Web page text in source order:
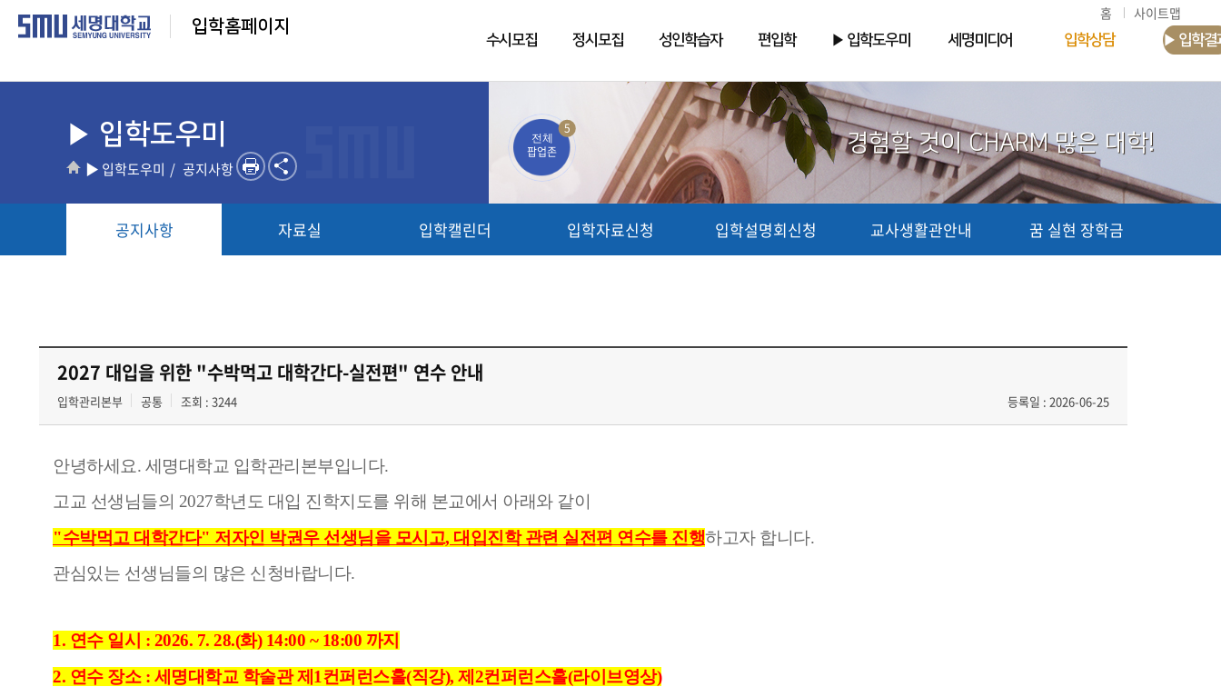
5
전체
팝업존
입학홈페이지
홈 사이트맵
수시모집 정시모집 성인학습자 편입학 ▶ 입학도우미 세명미디어 입학상담 ▶ 입학결
▶ 입학도우미 경험할 것이 CHARM 많은 대학!
▶ 입학도우미 공지사항
공지사항 자료실 입학캘린더 입학자료신청 입학설명회신청 교사생활관안내 꿈 실현 장학금
2027 대입을 위한 "수박먹고 대학간다-실전편" 연수 안내
입학관리본부 공통 조회 : 3244 등록일 : 2026-06-25
안녕하세요. 세명대학교 입학관리본부입니다.
고교 선생님들의 2027학년도 대입 진학지도를 위해 본교에서 아래와 같이
"수박먹고 대학간다" 저자인 박권우 선생님을 모시고, 대입진학 관련 실전편 연수를 진행하고자 합니다.
관심있는 선생님들의 많은 신청바랍니다.
1. 연수 일시 : 2026. 7. 28.(화) 14:00 ~ 18:00 까지
2. 연수 장소 : 세명대학교 학술관 제1컨퍼런스홀(직강), 제2컨퍼런스홀(라이브영상)